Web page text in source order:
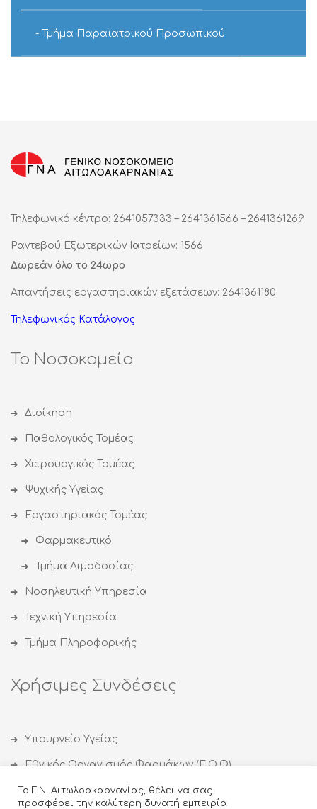
Τμήμα Παραϊατρικού Προσωπικού
Τηλεφωνικό κέντρο: 2641057333 – 2641361566 – 2641361269
Ραντεβού Εξωτερικών Ιατρείων: 1566
Δωρεάν όλο το 24ωρο
Απαντήσεις εργαστηριακών εξετάσεων: 2641361180
Τηλεφωνικός Κατάλογος
Το Νοσοκομείο
Διοίκηση
Παθολογικός Τομέας
Χειρουργικός Τομέας
Ψυχικής Υγείας
Εργαστηριακός Τομέας
Φαρμακευτικό
Τμήμα Αιμοδοσίας
Νοσηλευτική Υπηρεσία
Τεχνική Υπηρεσία
Τμήμα Πληροφορικής
Χρήσιμες Συνδέσεις
Υπουργείο Υγείας
Εθνικός Οργανισμός Φαρμάκων (Ε.Ο.Φ)
Εθνικός Οργανισμός Δημόσιας Υγείας (ΕΟΔΥ)
Το Γ.Ν. Αιτωλοακαρνανίας, θέλει να σας
προσφέρει την καλύτερη δυνατή εμπειρία